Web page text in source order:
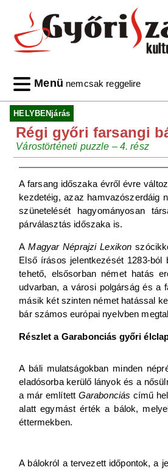
Menü nemcsak reggelire
HELYBENjárás
Régi győri farsangi
Várostörténeti puzzle – 4. rész
A farsang időszaka évről évre
kezdetéig, azaz hamvazószerdáig
szünetelését hagyományosan
párválasztás időszaka is.
AMagyar Néprajzi Lexikon
Első írásos jelentkezését 1283-
tehető, elsősorban német hatás
udvarban, a városi polgárság és a
másik két szinten német hatással
bár számos európai nyelvben
Részlet a Garabonciás győri
A báli mulatságokban minden
eladósorba kerülő lányok és a
a már említett Garabonciás című
alatt egymást érték a bálok,
éttermekben.
A bálokról a tervezett időpontok, a